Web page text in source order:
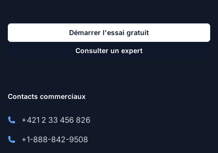
Démarrer l'essai gratuit
Consulter un expert
Contacts commerciaux
+421 2 33 456 826
+1-888-842-9508